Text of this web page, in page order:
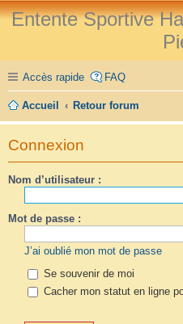
Entente Sportive
Accès rapide FAQ
Accueil Retour forum
Connexion
Nom d’utilisateur :
Mot de passe :
J’ai oublié mon mot de passe
Se souvenir de moi
Cacher mon statut en ligne